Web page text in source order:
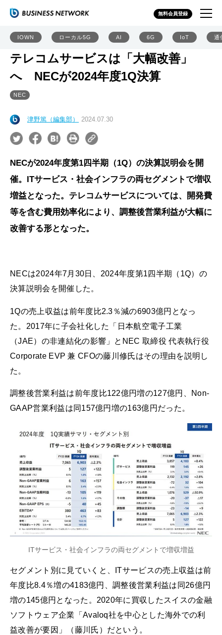
無料会員登録
IOWN ローカル5G AI 6G IoT 通
テレコムサービスは「大幅改善」
へ NECが2024年度1Q決算
NEC
津野篤（編集部） 2024.07.30
NECが2024年度第1四半期（1Q）の決算説明会を開
催。ITサービス・社会インフラの両セグメントで増収
増益となった。テレコムサービスについては、開発費
等を含む費用効率化により、調整後営業利益が大幅に
改善する形となった。
NECは2024年7月30日、2024年度第1四半期（1Q）の
決算説明会を開催した。
1Qの売上収益は前年度比2.3％減の6903億円となっ
た。2017年に子会社化した「日本航空電子工業
（JAE）の非連結化の影響」とNEC 取締役 代表執行役
Corporate EVP 兼 CFOの藤川修氏はその理由を説明し
た。
調整後営業利益は前年度比122億円増の127億円、Non-
GAAP営業利益は同157億円増の163億円だった。
ITサービス・社会インフラの両セグメントで増収増益
セグメント別に見ていくと、ITサービスの売上収益は前
年度比8.4％増の4183億円、調整後営業利益は同26億円
増の145億円となった。2020年に買収したスイスの金融
ソフトウェア企業「Avaloq社を中心とした海外での利
益改善が要因」（藤川氏）だという。